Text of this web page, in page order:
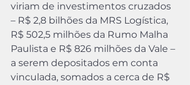
viriam de investimentos cruzados
– R$ 2,8 bilhões da MRS Logística,
R$ 502,5 milhões da Rumo Malha
Paulista e R$ 826 milhões da Vale –
a serem depositados em conta
vinculada, somados a cerca de R$